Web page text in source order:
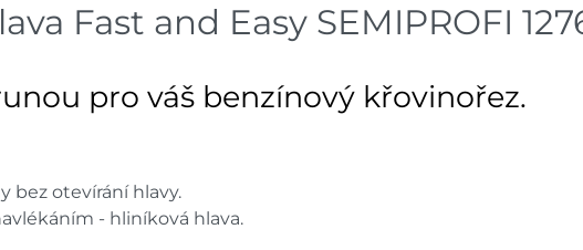
Fast and Easy SEMIPROFI
pro váš benzínový křovinořez.
bez otevírání hlavy.
- hliníková hlava.